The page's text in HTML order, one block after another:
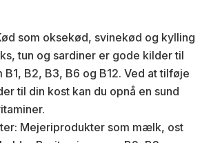
som oksekød, svinekød og kylling
tun og sardiner er gode kilder til
B2, B3, B6 og B12. Ved at tilføje
til din kost kan du opnå en sund
Mejeriprodukter som mælk, ost